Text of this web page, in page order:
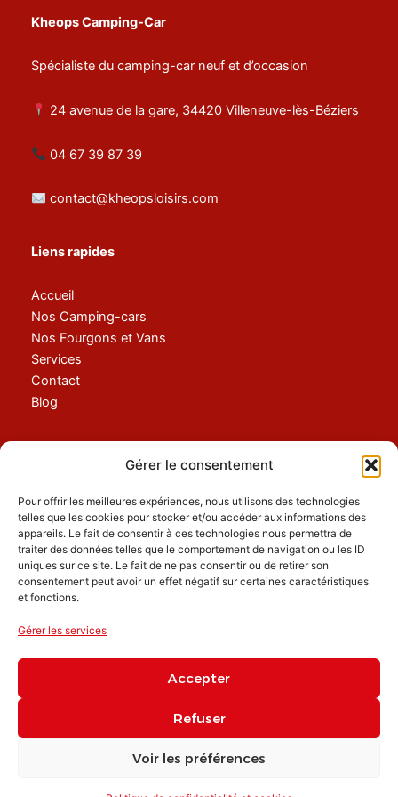
Gérer le consentement
Pour offrir les meilleures expériences, nous utilisons des technologies
telles que les cookies pour stocker et/ou accéder aux informations des
appareils. Le fait de consentir à ces technologies nous permettra de
traiter des données telles que le comportement de navigation ou les ID
uniques sur ce site. Le fait de ne pas consentir ou de retirer son
consentement peut avoir un effet négatif sur certaines caractéristiques
et fonctions.
Gérer les services
Accepter
Refuser
Voir les préférences
Kheops Camping-Car
Spécialiste du camping-car neuf et d’occasion
24 avenue de la gare, 34420 Villeneuve-lès-Béziers
04 67 39 87 39
contact@kheopsloisirs.com
Liens rapides
Accueil
Nos Camping-cars
Nos Fourgons et Vans
Services
Contact
Blog
Location
Nos Services
Dépôt / Vente
Test d'humidité
Vente et pose d'accessoires
Rachat / Cash
© 2026 Kheops Loisirs – Tous droits réservés